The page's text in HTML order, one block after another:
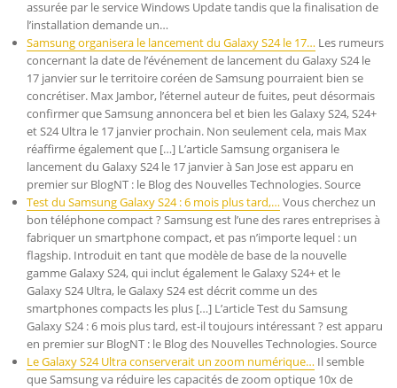
assurée par le service Windows Update tandis que la finalisation de
l’installation demande un…
Samsung organisera le lancement du Galaxy S24 le 17… Les rumeurs
concernant la date de l’événement de lancement du Galaxy S24 le
17 janvier sur le territoire coréen de Samsung pourraient bien se
concrétiser. Max Jambor, l’éternel auteur de fuites, peut désormais
confirmer que Samsung annoncera bel et bien les Galaxy S24, S24+
et S24 Ultra le 17 janvier prochain. Non seulement cela, mais Max
réaffirme également que […] L’article Samsung organisera le
lancement du Galaxy S24 le 17 janvier à San Jose est apparu en
premier sur BlogNT : le Blog des Nouvelles Technologies. Source
Test du Samsung Galaxy S24 : 6 mois plus tard,…Vous cherchez un
bon téléphone compact ? Samsung est l’une des rares entreprises à
fabriquer un smartphone compact, et pas n’importe lequel : un
flagship. Introduit en tant que modèle de base de la nouvelle
gamme Galaxy S24, qui inclut également le Galaxy S24+ et le
Galaxy S24 Ultra, le Galaxy S24 est décrit comme un des
smartphones compacts les plus […] L’article Test du Samsung
Galaxy S24 : 6 mois plus tard, est-il toujours intéressant ? est apparu
en premier sur BlogNT : le Blog des Nouvelles Technologies. Source
Le Galaxy S24 Ultra conserverait un zoom numérique… Il semble
que Samsung va réduire les capacités de zoom optique 10x de